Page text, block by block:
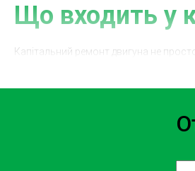
Що входить у
Капітальний ремонт двигуна не
Розбирання: Розбираємо
Заміна деталей: Зношені або